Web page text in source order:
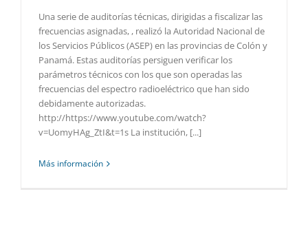
Una serie de auditorías técnicas, dirigidas a fiscalizar las
frecuencias asignadas, , realizó la Autoridad Nacional de
los Servicios Públicos (ASEP) en las provincias de Colón y
Panamá. Estas auditorías persiguen verificar los
parámetros técnicos con los que son operadas las
frecuencias del espectro radioeléctrico que han sido
debidamente autorizadas.
http://https://www.youtube.com/watch?
v=UomyHAg_ZtI&t=1s La institución, [...]
Más información